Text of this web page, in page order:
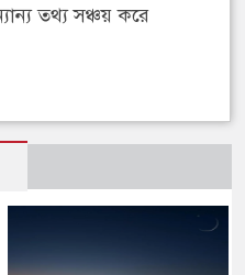
তথ্য সঞ্চয় করে